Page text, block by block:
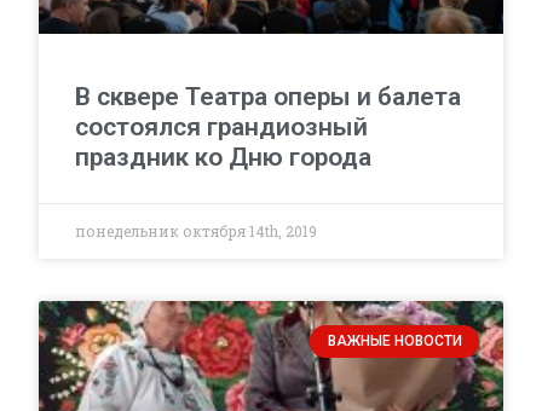
В сквере Театра оперы и балета
состоялся грандиозный
праздник ко Дню города
понедельник октября 14th, 2019
ВАЖНЫЕ НОВОСТИ